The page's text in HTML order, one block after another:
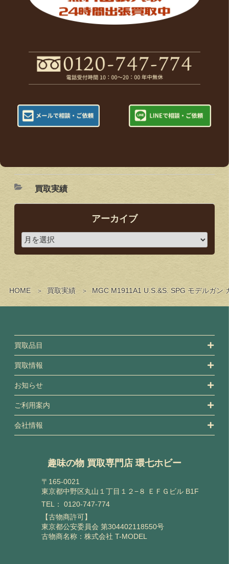
HOME 買取実績 MGC M1911A1 U.S.&S. SPG モデルガン
買取実績
アーカイブ
買取品目
買取情報
お知らせ
ご利用案内
会社情報
趣味の物 買取専門店 環七ホビー
〒165-0021
東京都中野区丸山１丁目１２−８ ＥＦＧビル B1F
TEL： 0120-747-774
【古物商許可】
東京都公安委員会 第304402118550号
古物商名称：株式会社 T-MODEL